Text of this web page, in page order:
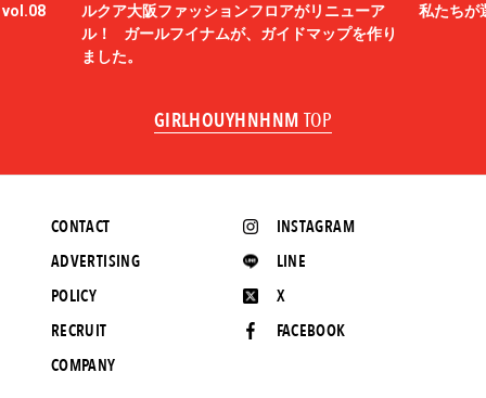
vol.08
ルクア大阪ファッションフロアがリニューア
ル！ ガールフイナムが、ガイドマップを作り
ました。
私たちが
GIRLHOUYHNHNM TOP
INSTAGRAM
LINE
X
FACEBOOK
CONTACT
ADVERTISING
POLICY
RECRUIT
COMPANY